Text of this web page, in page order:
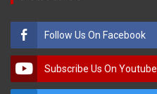
Follow Us On Facebook
Subscribe Us On Youtube